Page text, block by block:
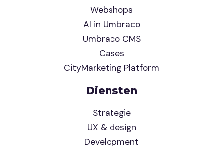
Webshops
AI in Umbraco
Umbraco CMS
Cases
CityMarketing Platform
Diensten
Strategie
UX & design
Development